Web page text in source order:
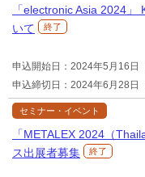
「electronic Asia 2024
いて
終了
申込開始日：2024年5月16日
申込締切日：2024年6月28日
セミナー・イベント
「METALEX 2024（
ス出展者募集
終了